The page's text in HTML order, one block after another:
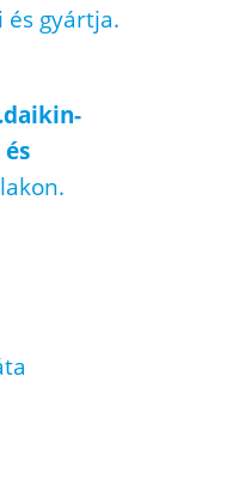
és gyártja.
és